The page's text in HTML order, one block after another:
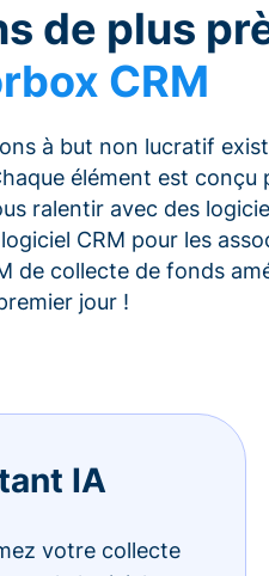
de plus
CRM
à but non lucratif
élément est conçu
ralentir avec des
CRM pour les
de collecte de fonds
jour !
IA
votre collecte